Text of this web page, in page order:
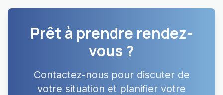
Prêt à prendre rendez-
vous ?
Contactez-nous pour discuter de
votre situation et planifier votre